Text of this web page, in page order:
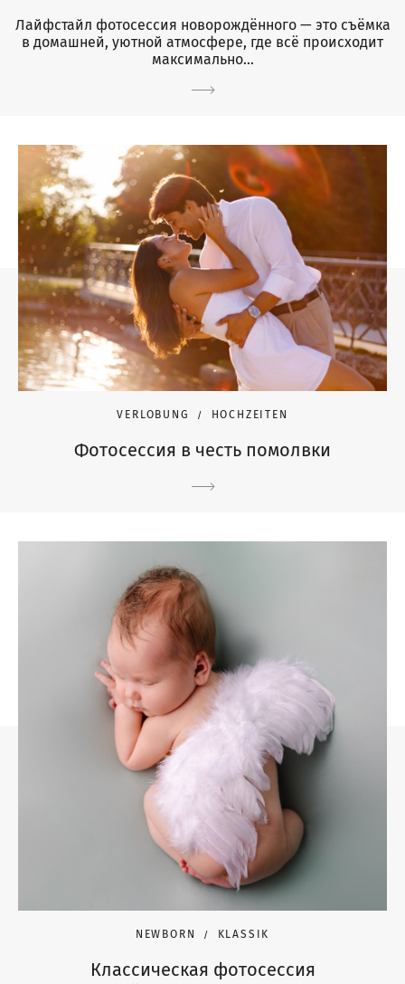
Лайфстайл фотосессия новорождённого — это съёмка
в домашней, уютной атмосфере, где всё происходит
максимально...
VERLOBUNG HOCHZEITEN
Фотосессия в честь помолвки
NEWBORN KLASSIK
Классическая фотосессия